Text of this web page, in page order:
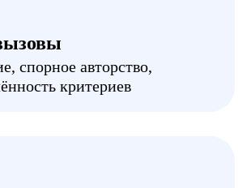
спорное авторство,
критериев